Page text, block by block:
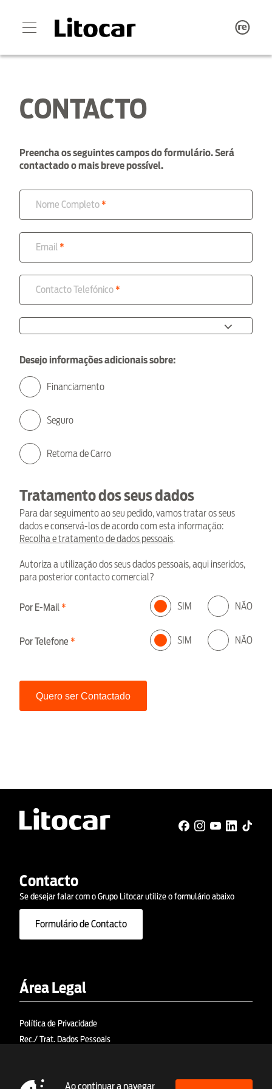
CONTACTO
Preencha os seguintes campos do formulário. Será
contactado o mais breve possível.
Nome Completo
Email
Contacto Telefónico
Desejo informações adicionais sobre:
Financiamento
Seguro
Retoma de Carro
Tratamento dos seus dados
Para dar seguimento ao seu pedido, vamos tratar os seus
dados e conservá-los de acordo com esta informação:
Recolha e tratamento de dados pessoais.
Autoriza a utilização dos seus dados pessoais, aqui inseridos,
para posterior contacto comercial?
Por E-Mail SIM NÃO
Por Telefone SIM NÃO
Quero ser Contactado
Contacto
Se desejar falar com o Grupo Litocar utilize o formulário abaixo
Formulário de Contacto
Área Legal
Política de Privacidade
Rec./ Trat. Dados Pessoais
RAL (Res. Alt. Litígios)Ao continuar a navegar